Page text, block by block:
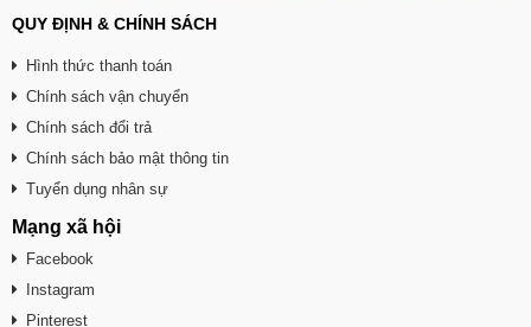
QUY ĐỊNH & CHÍNH SÁCH
Hình thức thanh toán
Chính sách vận chuyển
Chính sách đổi trả
Chính sách bảo mật thông tin
Tuyển dụng nhân sự
Mạng xã hội
Facebook
Instagram
Pinterest